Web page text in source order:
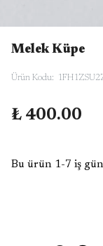
Melek Küpe
Ürün Kodu:
₺ 400.00
Bu ürün 1-7 iş